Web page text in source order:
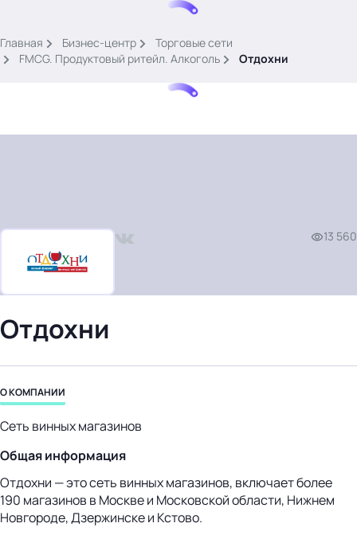
картина дня
темы
новости
видео
бизнес-центр
Главная Бизнес-центр
Торговые сети
FMCG. Продуктовый ритейл. Алкоголь
Отдохни
13 560
Отдохни
О КОМПАНИИ
Сеть винных магазинов
Общая информация
Отдохни — это сеть винных магазинов, включает более
190 магазинов в Москве и Московской области, Нижнем
Новгороде, Дзержинске и Кстово.